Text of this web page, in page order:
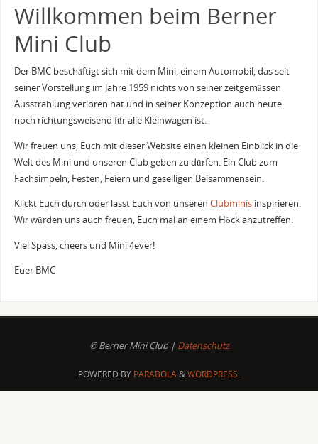
Willkommen beim Berner
Mini Club
Der BMC beschäftigt sich mit dem Mini, einem Automobil, das seit
seiner Vorstellung im Jahre 1959 nichts von seiner zeitgemässen
Ausstrahlung verloren hat und in seiner Konzeption auch heute
noch richtungsweisend für alle Kleinwagen ist.
Wir freuen uns, Euch mit dieser Website einen kleinen Einblick in die
Welt des Mini und unseren Club geben zu dürfen. Ein Club zum
Fachsimpeln, Festen, Feiern und geselligen Beisammensein.
Klickt Euch durch oder lasst Euch von unseren Clubminisinspirieren.
Wir würden uns auch freuen, Euch mal an einem Höck anzutreffen.
Viel Spass, cheers und Mini 4ever!
Euer BMC
© Berner Mini Club | Datenschutz
POWERED BY PARABOLA&WORDPRESS.